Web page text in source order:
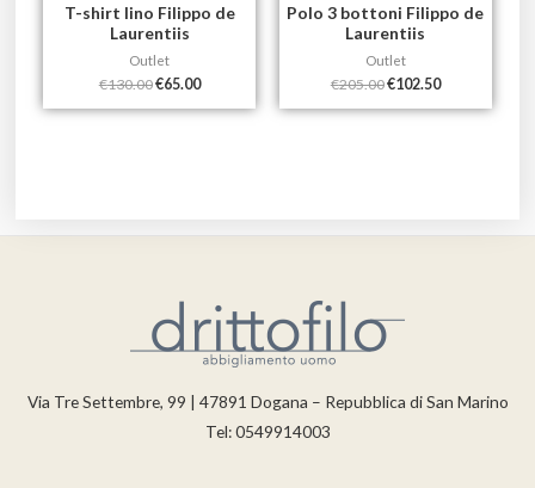
T-shirt lino Filippo de
Laurentiis
Outlet
€130.00€65.00
Polo 3 bottoni Filippo de
Laurentiis
Outlet
€205.00€102.50
Via Tre Settembre, 99 | 47891 Dogana – Repubblica di San Marino
Tel: 0549914003